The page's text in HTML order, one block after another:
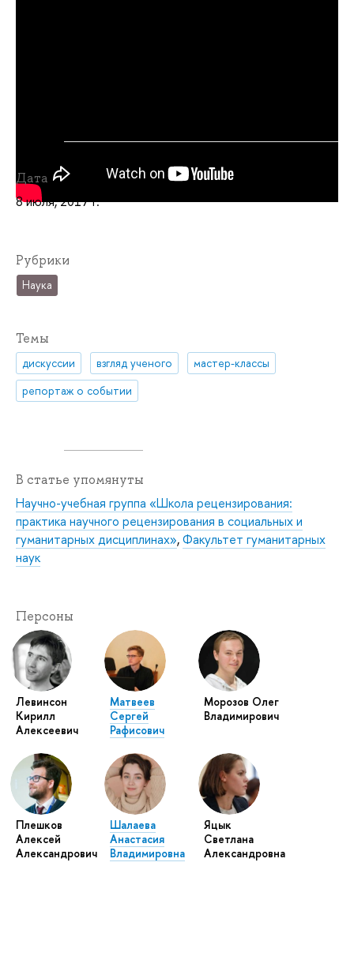
Дата
8 июля, 2017 г.
Рубрики
Наука
Темы
дискуссии взгляд ученого
мастер-классы
репортаж о событии
В статье упомянуты
Научно-учебная группа «Школа рецензирования:
практика научного рецензирования в социальных и
гуманитарных дисциплинах»,Факультет гуманитарных
наук
Персоны
Левинсон
Кирилл
Алексеевич
Матвеев
Сергей
Рафисович
Морозов Олег
Владимирович
Плешков
Алексей
Александрович
Шалаева
Анастасия
Владимировна
Яцык
Светлана
Александровна